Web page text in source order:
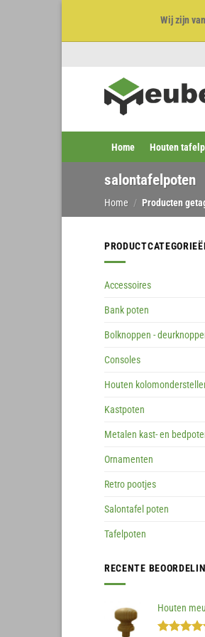
Wij zijn
Home Houten
salontafelpoten
Home / Producten
Accessoires
Bank poten
Bolknoppen -
Consoles
Houten
Kastpoten
Metalen kast- en
Ornamenten
Retro pootjes
Salontafel poten
Tafelpoten
RECENTE
Houten